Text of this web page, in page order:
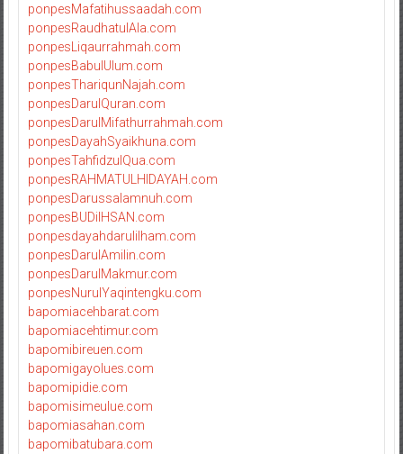
ponpesMafatihussaadah.com
ponpesRaudhatulAla.com
ponpesLiqaurrahmah.com
ponpesBabulUlum.com
ponpesThariqunNajah.com
ponpesDarulQuran.com
ponpesDarulMifathurrahmah.com
ponpesDayahSyaikhuna.com
ponpesTahfidzulQua.com
ponpesRAHMATULHIDAYAH.com
ponpesDarussalamnuh.com
ponpesBUDiIHSAN.com
ponpesdayahdarulilham.com
ponpesDarulAmilin.com
ponpesDarulMakmur.com
ponpesNurulYaqintengku.com
bapomiacehbarat.com
bapomiacehtimur.com
bapomibireuen.com
bapomigayolues.com
bapomipidie.com
bapomisimeulue.com
bapomiasahan.com
bapomibatubara.com